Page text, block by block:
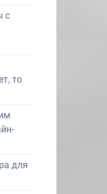
с
то
для